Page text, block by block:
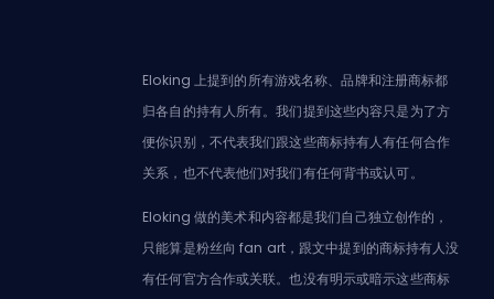
Eloking 上提到的所有游戏名称、品牌和注册商标都
归各自的持有人所有。我们提到这些内容只是为了方
便你识别，不代表我们跟这些商标持有人有任何合作
关系，也不代表他们对我们有任何背书或认可。
Eloking 做的美术和内容都是我们自己独立创作的，
只能算是粉丝向 fan art，跟文中提到的商标持有人没
有任何官方合作或关联。也没有明示或暗示这些商标